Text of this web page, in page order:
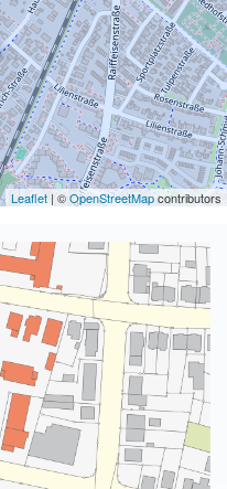
Leaflet | ©OpenStreetMapcontributors